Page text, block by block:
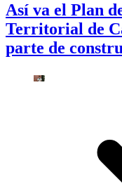
Así va el Plan
Territorial de
parte de